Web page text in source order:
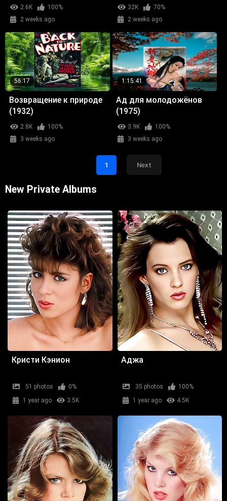
2.6K
100%
2 weeks ago
32K
70%
2 weeks ago
56:17
Возвращение к природе
(1932)
2.8K
100%
3 weeks ago
1:15:41
Ад для молодожёнов
(1975)
3.9K
100%
3 weeks ago
1 Next
New Private Albums
Кристи Кэнион
51 photos
0%
1 year ago
3.5K
Аджа
35 photos
100%
1 year ago
4.5K